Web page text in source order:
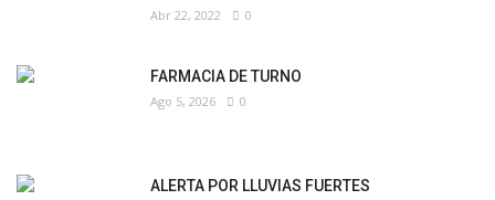
Abr 22, 2022 0
FARMACIA DE TURNO
Ago 5, 2026 0
ALERTA POR LLUVIAS FUERTES